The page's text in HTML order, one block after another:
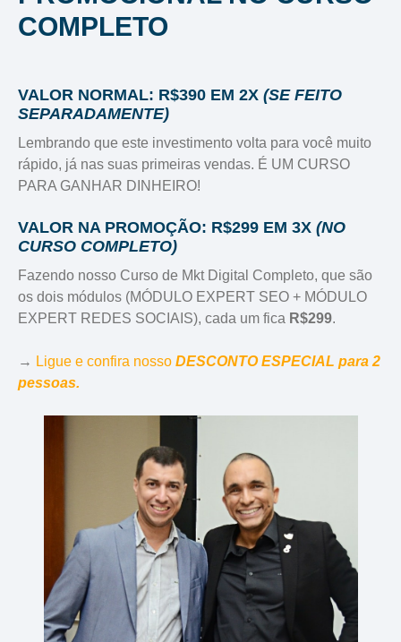
COMPLETO
VALOR NORMAL: R$390 EM 2X (SE FEITO
SEPARADAMENTE)
Lembrando que este investimento volta para você muito
rápido, já nas suas primeiras vendas. É UM CURSO
PARA GANHAR DINHEIRO!
VALOR NA PROMOÇÃO: R$299 EM 3X (NO
CURSO COMPLETO)
Fazendo nosso Curso de Mkt Digital Completo, que são
os dois módulos (MÓDULO EXPERT SEO + MÓDULO
EXPERT REDES SOCIAIS), cada um fica R$299.
→ Ligue e confira nosso DESCONTO ESPECIAL para 2
pessoas.